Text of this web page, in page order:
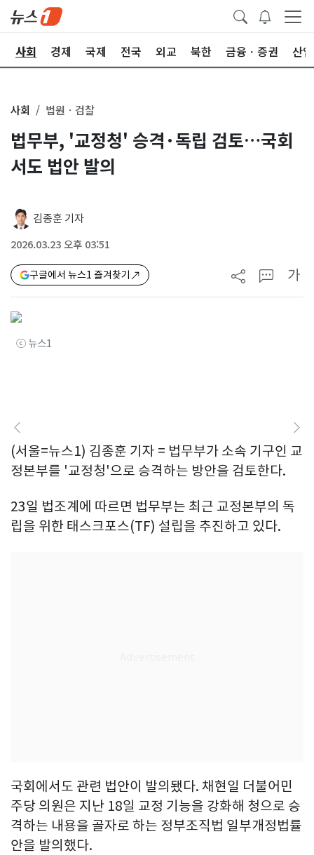
사회 경제 국제 전국 외교 북한 금융ㆍ증권 산업
사회 법원ㆍ검찰
법무부, '교정청' 승격·독립 검토…국회
서도 법안 발의
김종훈 기자
2026.03.23 오후 03:51
구글에서 뉴스1 즐겨찾기 가
ⓒ 뉴스1
(서울=뉴스1) 김종훈 기자 = 법무부가 소속 기구인 교
정본부를 '교정청'으로 승격하는 방안을 검토한다.
23일 법조계에 따르면 법무부는 최근 교정본부의 독
립을 위한 태스크포스(TF) 설립을 추진하고 있다.
국회에서도 관련 법안이 발의됐다. 채현일 더불어민
주당 의원은 지난 18일 교정 기능을 강화해 청으로 승
격하는 내용을 골자로 하는 정부조직법 일부개정법률
안을 발의했다.